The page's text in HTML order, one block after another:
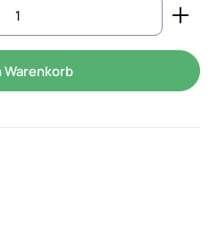
gewünschten Wert
Warenkorb